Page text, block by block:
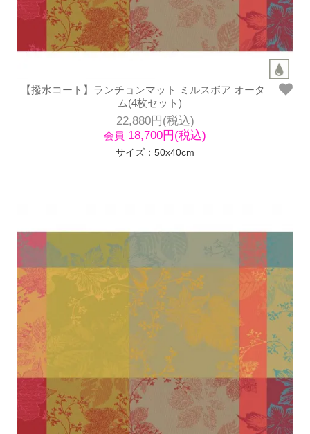
【撥水コート】ランチョンマット ミルスボア オータ
ム(4枚セット)
22,880円(税込)
会員 18,700円(税込)
サイズ：50x40cm